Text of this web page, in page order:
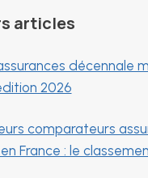
articles
décennale
2026
comparateurs
France : le